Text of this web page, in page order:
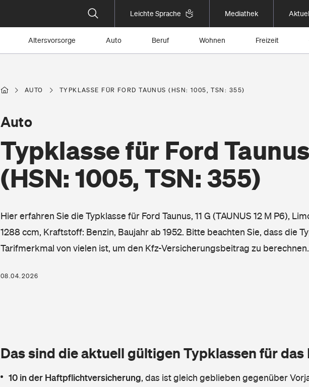
Leichte Sprache Mediathek
Altersvorsorge Auto Beruf Wohnen Freizeit
AUTO TYPKLASSE FÜR FORD TAUNUS (HSN: 1005, TSN: 355)
Typklasse für Ford Taunus
(HSN: 1005, TSN: 355)
Auto
Hier erfahren Sie die Typklasse für Ford Taunus, 11 G (TAUNUS 12 M P6),
1288 ccm, Kraftstoff: Benzin, Baujahr ab 1952. Bitte beachten Sie, dass die
Tarifmerkmal von vielen ist, um den Kfz-Versicherungsbeitrag zu berechnen.
08.04.2026
Das sind die aktuell gültigen Typklassen für das
10 in der Haftpflichtversicherung, das ist gleich geblieben gegenüber